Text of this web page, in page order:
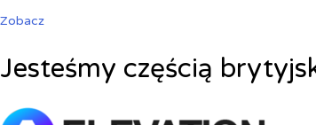
Zobacz
Jesteśmy częścią